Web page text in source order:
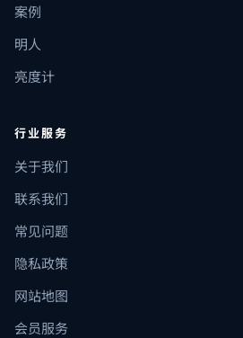
案例
明人
亮度计
行业服务
关于我们
联系我们
常见问题
隐私政策
网站地图
会员服务